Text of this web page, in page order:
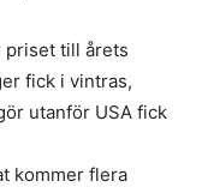
priset till årets
fick i vintras,
utanför USA fick
kommer flera